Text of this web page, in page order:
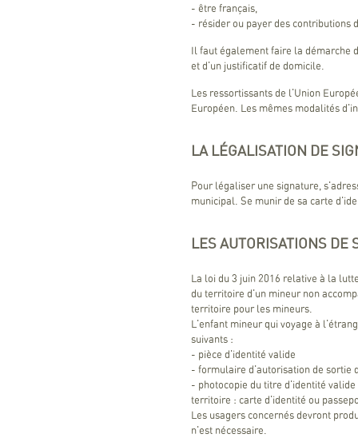
- être français,
- résider ou payer des contributions
Il faut également faire la démarche
et d'un justificatif de domicile.
Les ressortissants de l'Union
Européen. Les mêmes modalités
LA LÉGALISATION DE
Pour légaliser une signature,
municipal. Se munir de sa carte
LES AUTORISATIONS DE
La loi du 3 juin 2016 relative à la
du territoire d'un mineur non
territoire pour les mineurs.
L'enfant mineur qui voyage à
suivants :
- pièce d'identité valide
- formulaire d'autorisation de sortie
- photocopie du titre d'identité
territoire : carte d'identité ou
Les usagers concernés devront
n'est nécessaire.